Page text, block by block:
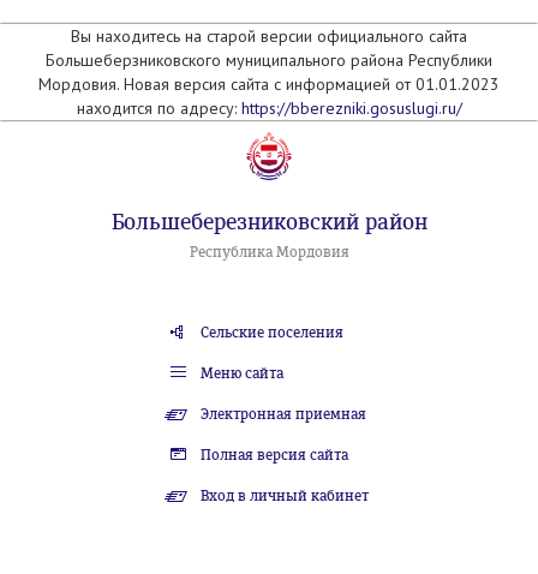
Вы находитесь на старой версии официального сайта
Большеберзниковского муниципального района Республики
Мордовия. Новая версия сайта с информацией от 01.01.2023
находится по адресу: https://bberezniki.gosuslugi.ru/
Большеберезниковский район
Республика Мордовия
Сельские поселения
Меню сайта
Электронная приемная
Полная версия сайта
Вход в личный кабинет